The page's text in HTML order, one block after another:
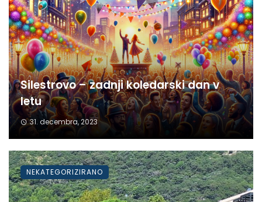
Silestrovo – zadnji koledarski dan v
letu
31. decembra, 2023
NEKATEGORIZIRANO